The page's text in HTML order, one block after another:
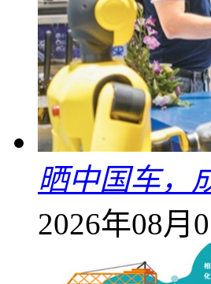
晒中国车，
2026年08月